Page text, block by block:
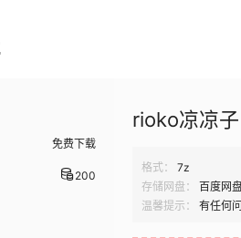
免费下载
200
rioko凉凉
格式： 7z
存储网盘：
百度网
温馨提示：
有任何